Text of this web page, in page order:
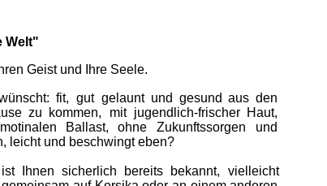
Welt"
Geist und Ihre Seele.
fit, gut gelaunt und gesund aus den
zu kommen, mit jugendlich-frischer Haut,
Ballast, ohne Zukunftssorgen und
leicht und beschwingt eben?
ist Ihnen sicherlich bereits bekannt, vielleicht